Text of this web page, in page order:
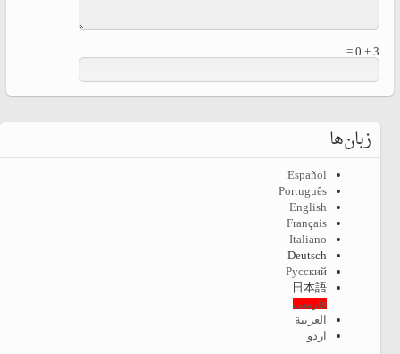
3 + 0 =
زبان‌ها
Español
Português
English
Français
Italiano
Deutsch
Русский
日本語
فارسی
العربية
اردو